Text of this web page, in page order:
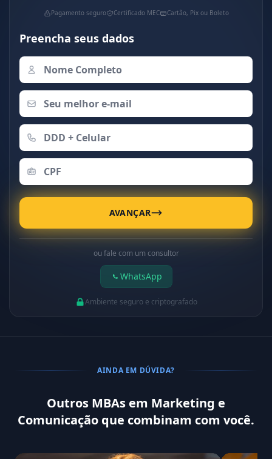
Pagamento seguro Certificado MEC Cartão, Pix ou Boleto
Preencha seus dados
AVANÇAR
ou fale com um consultor
WhatsApp
Ambiente seguro e criptografado
AINDA EM DÚVIDA?
Outros MBAs em Marketing e
Comunicação que combinam com você.